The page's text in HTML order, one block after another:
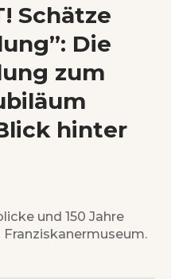
Schätze
Die
zum
hinter
und 150 Jahre